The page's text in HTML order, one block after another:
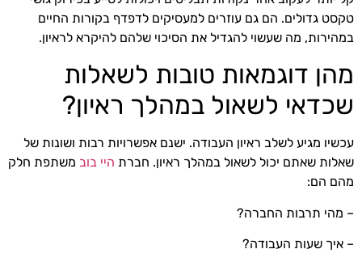
טקסט גדולים. הם גם עוזרים למעסיקים לדפדף בקורות החיים
במהירות, מה שעשוי להגדיל את הסיכוי שלהם להיקרא לראיון.
מהן דוגמאות טובות לשאלות
שכדאי לשאול במהלך ראיון?
עכשיו מגיע לשלב ראיון העבודה. ישנם אפשרויות רבות ושונות של
שאלות שאתם יכול לשאול במהלך ראיון. חברת היי בוב משתפת חלק
מהם הם:
– מהי תרבות החברה?
– איך שעות העבודה?